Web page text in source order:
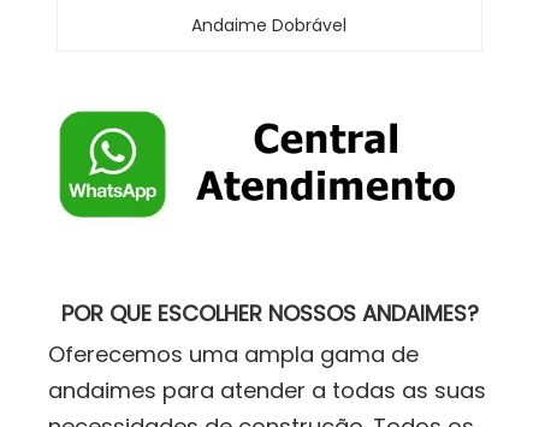
Andaime Dobrável
POR QUE ESCOLHER NOSSOS ANDAIMES?
Oferecemos uma ampla gama de
andaimes para atender a todas as suas